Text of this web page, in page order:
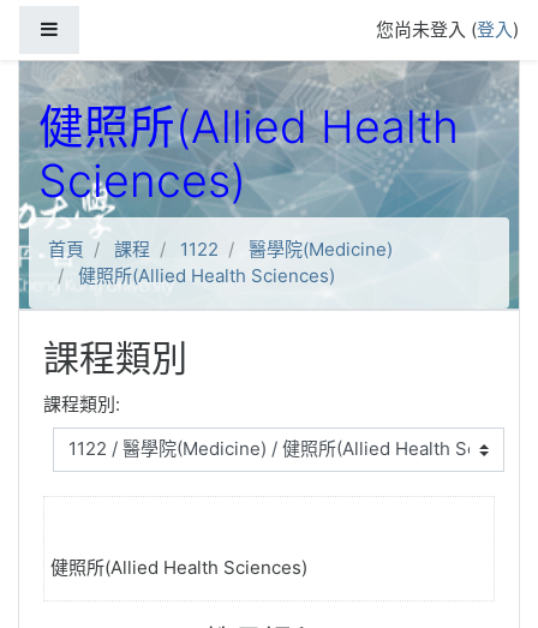
您尚未登入 (登入)
健照所(Allied Health
Sciences)
首頁 課程 1122
醫學院(Medicine)
健照所(Allied Health Sciences)
課程類別
課程類別:
健照所(Allied Health Sciences)